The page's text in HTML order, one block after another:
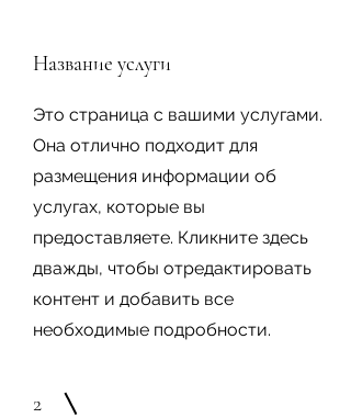
Название услуги
Это страница с вашими услугами.
Она отлично подходит для
размещения информации об
услугах, которые вы
предоставляете. Кликните здесь
дважды, чтобы отредактировать
контент и добавить все
необходимые подробности.
2